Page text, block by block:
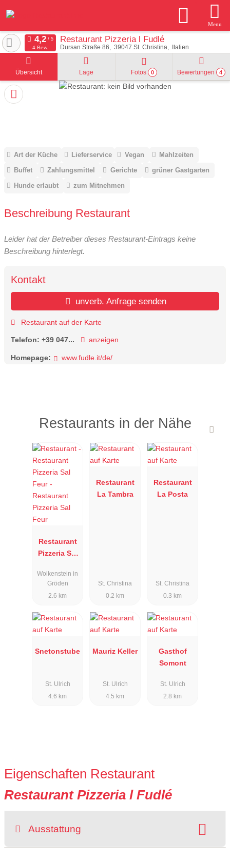
Menu
Restaurant Pizzeria l Fudlé
Dursan Straße 86 39047 St. Christina Italien
4 Bew.
Übersicht Lage Fotos 0 Bewertungen 4
Art der Küche Lieferservice Vegan
Mahlzeiten
Buffet
Zahlungsmittel Gerichte
grüner Gastgarten
Hunde erlaubt
zum Mitnehmen
Beschreibung Restaurant
Leider hat der Betreiber dieses Restaurant-Eintrags keine
Beschreibung hinterlegt.
Kontakt
unverb. Anfrage senden
Restaurant auf der Karte
Telefon: +39 047... anzeigen
Homepage: www.fudle.it/de/
Restaurants in der Nähe
Restaurant
Pizzeria Sal
Wolkenstein in
Gröden
2.6 km
Restaurant
La Tambra
St. Christina
0.2 km
Restaurant
La Posta
St. Christina
0.3 km
Snetonstube
St. Ulrich
4.6 km
Mauriz Keller
St. Ulrich
4.5 km
Gasthof
Somont
St. Ulrich
2.8 km
Eigenschaften Restaurant
Restaurant Pizzeria l Fudlé
Ausstattung